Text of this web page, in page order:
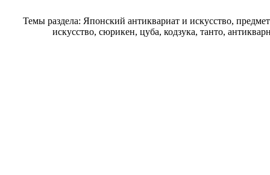
Темы раздела: Японский антиквариат и искусство,
искусство, сюрикен, цуба, кодзука, танто,